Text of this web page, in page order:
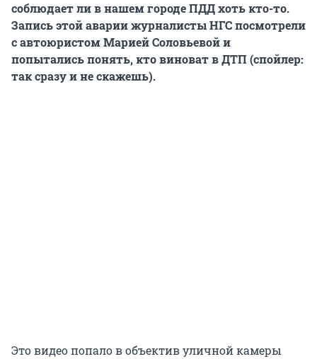
соблюдает ли в нашем городе ПДД хоть кто-то.
Запись этой аварии журналисты НГС посмотрели
с автоюристом Марией Соловьевой и
попытались понять, кто виноват в ДТП (спойлер:
так сразу и не скажешь).
Это видео попало в объектив уличной камеры